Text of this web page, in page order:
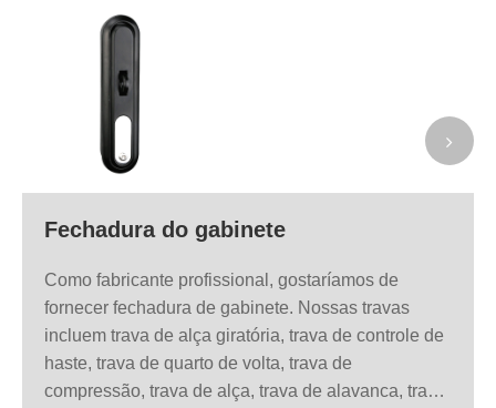
Fechadura do gabinete
Como fabricante profissional, gostaríamos de
fornecer fechadura de gabinete. Nossas travas
incluem trava de alça giratória, trava de controle de
haste, trava de quarto de volta, trava de
compressão, trava de alça, trava de alavanca, trava